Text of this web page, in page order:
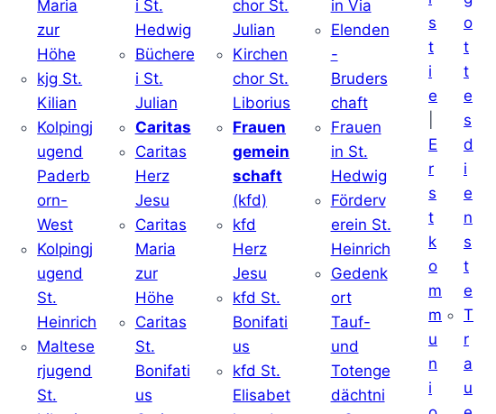
Maria
zur
Höhe
kjg St.
Kilian
Kolpingj
ugend
Paderb
orn-
West
Kolpingj
ugend
St.
Heinrich
Maltese
rjugend
St.
i St.
Hedwig
Büchere
i St.
Julian
Caritas
Caritas
Herz
Jesu
Caritas
Maria
zur
Höhe
Caritas
St.
Bonifati
us
chor St.
Julian
Kirchen
chor St.
Liborius
Frauen
gemein
schaft
(kfd)
kfd
Herz
Jesu
kfd St.
Bonifati
us
kfd St.
Elisabet
in Via
Elenden
-
Bruders
chaft
Frauen
in St.
Hedwig
Förderv
erein St.
Heinrich
Gedenk
ort
Tauf-
und
Totenge
dächtni
s
t
i
e
E
r
s
t
k
o
m
m
u
n
i
o
t
t
e
s
d
i
e
n
s
t
e
T
r
a
u